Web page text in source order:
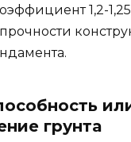
1,2-
грунта